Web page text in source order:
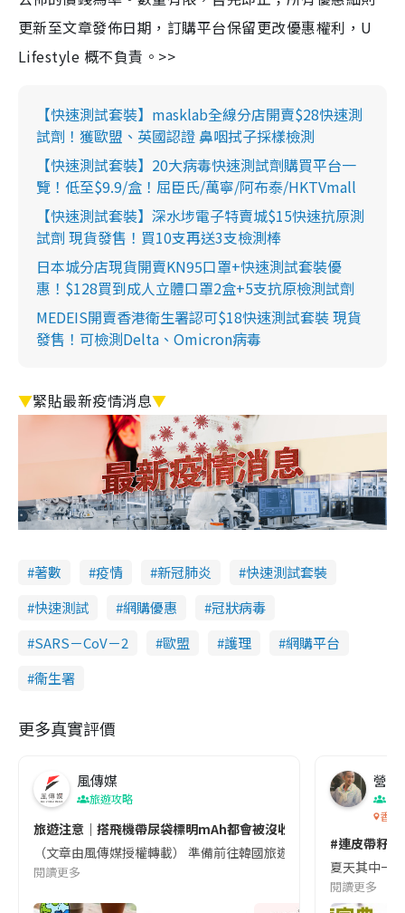
更新至文章發佈日期，訂購平台保留更改優惠權利，U
Lifestyle 概不負責。>>
【快速測試套裝】masklab全線分店開賣$28快速測
試劑！獲歐盟、英國認證 鼻咽拭子採樣檢測
【快速測試套裝】20大病毒快速測試劑購買平台一
覽！低至$9.9/盒！屈臣氏/萬寧/阿布泰/HKTVmall
【快速測試套裝】深水埗電子特賣城$15快速抗原測
試劑 現貨發售！買10支再送3支檢測棒
日本城分店現貨開賣KN95口罩+快速測試套裝優
惠！$128買到成人立體口罩2盒+5支抗原檢測試劑
MEDEIS開賣香港衛生署認可$18快速測試套裝 現貨
發售！可檢測Delta、Omicron病毒
▼緊貼最新疫情消息▼
著數 疫情 新冠肺炎
快速測試套裝
快速測試
網購優惠
冠狀病毒
SARS－CoV－2
歐盟 護理
網購平台
衞生署
更多真實評價
風傳媒
旅遊攻略
旅遊注意｜搭飛機帶尿袋標明mAh都會被沒收😱出發前切記檢查
（文章由風傳媒授權轉載） 準備前往韓國旅遊的民眾，近期要
閱讀更多
營養
香港
#連皮帶籽
夏天其中一
閱讀更多